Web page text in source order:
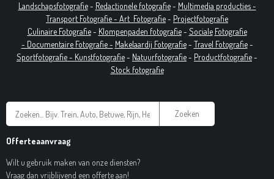
Landschapsfotografie- Redactionele fotografie- Multimedia producties -
Transport Fotografie - Art Fotografie- Projectfotografie
Culinaire Fotografie- Klompenpaden fotografie- Sociale Fotografie
- Documentaire Fotografie- Makelaardij Fotografie- Travel Fotografie-
Sportfotografie - Kunstfotografie- Natuurfotografie- Productfotografie-
Stock fotografie
Zoeken
Offerteaanvraag
Wilt u gebruik maken van onze diensten?
Vraag dan vrijblijvend een offerte aan!